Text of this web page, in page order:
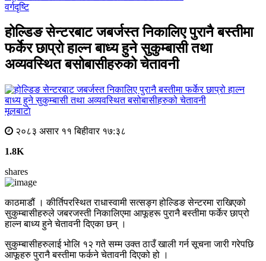
वर्गदृष्टि
होल्डिङ सेन्टरबाट जबर्जस्त निकालिए पुरानै बस्तीमा
फर्केर छाप्रो हाल्न बाध्य हुने सुकुम्बासी तथा
अव्यवस्थित बसोबासीहरुको चेतावनी
मूलबाटाे
२०८३ असार ११ बिहीवार १७:३८
1.8K
shares
काठमाडौं । कीर्तिपरस्थित राधास्वामी सत्सङ्ग होल्डिङ सेन्टरमा राखिएको
सुकुम्बासीहरुले जबरजस्ती निकालिएमा आफूहरू पुरानै बस्तीमा फर्केर छाप्रो
हाल्न बाध्य हुने चेतावनी दिएका छन् ।
सुकुम्बासीहरुलाई भोलि १२ गते सम्म उक्त ठाउँ खाली गर्न सूचना जारी गरेपछि
आफूहरु पुरानै बस्तीमा फर्कने चेतावनी दिएको हो ।